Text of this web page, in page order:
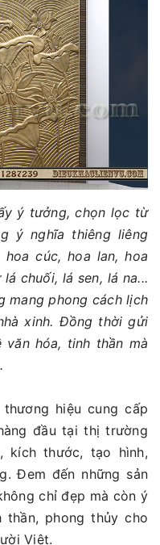
ý tưởng, chọn lọc từ
ý nghĩa thiêng liêng
cúc, hoa lan, hoa
chuối, lá sen, lá na...
mang phong cách lịch
xinh. Đồng thời gửi
hóa, tinh thần mà
hiệu cung cấp
đầu tại thị trường
kích thước, tạo hình,
Đem đến những sản
chỉ đẹp mà còn ý
phong thủy cho
Việt.